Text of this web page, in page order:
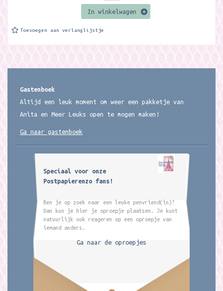
In winkelwagen
Toevoegen aan verlanglijstje
Gastenboek
Altijd een leuk moment om weer een pakketje van
Anita en Meer Leuks open te mogen maken!
Ga naar gastenboek
Speciaal voor onze
Postpapierenzo fans!
Ben je op zoek naar een leuke penvriend(in)?
Dan kun je hier je oproepje plaatsen. Je kunt
natuurlijk ook reageren op een oproepje van
iemand anders.
Ga naar de oproepjes